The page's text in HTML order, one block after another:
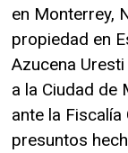
en Monterrey,
propiedad en
Azucena
a la Ciudad de
ante la Fiscalía
presuntos